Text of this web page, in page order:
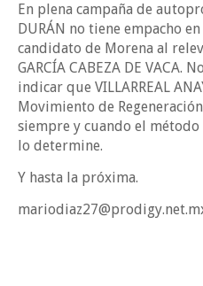
En plena campaña de
DURÁN no tiene empacho
candidato de Morena al
GARCÍA CABEZA DE VACA.
indicar que VILLARREAL
Movimiento de
siempre y cuando el
lo determine.
Y hasta la próxima.